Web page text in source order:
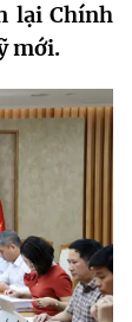
lại Chính
mới.